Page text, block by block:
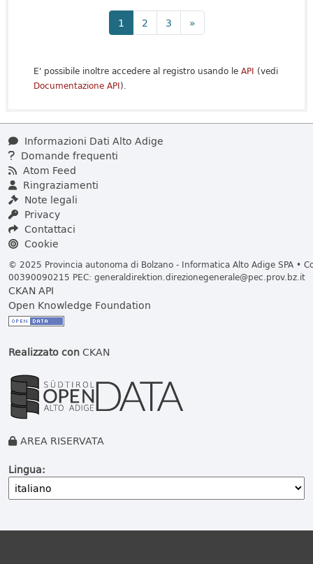
1 2 3 »
E' possibile inoltre accedere al registro usando le API (vedi
Documentazione API).
Informazioni Dati Alto Adige
Domande frequenti
Atom Feed
Ringraziamenti
Note legali
Privacy
Contattaci
Cookie
© 2025 Provincia autonoma di Bolzano - Informatica Alto Adige SPA •
00390090215 PEC: generaldirektion.direzionegenerale@pec.prov.bz.it
CKAN API
Open Knowledge Foundation
Realizzato conCKAN
AREA RISERVATA
Lingua